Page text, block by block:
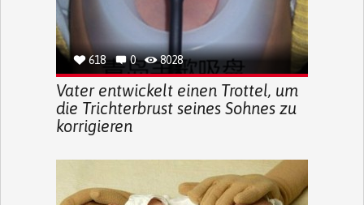
618 0 8028
Vater entwickelt einen Trottel, um
die Trichterbrust seines Sohnes zu
korrigieren